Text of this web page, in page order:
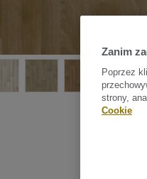
Zanim
Poprzez
strony,
Cookie